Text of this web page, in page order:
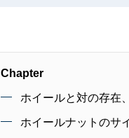
Chapter
ホイールと対の存在
ホイールナットのサ